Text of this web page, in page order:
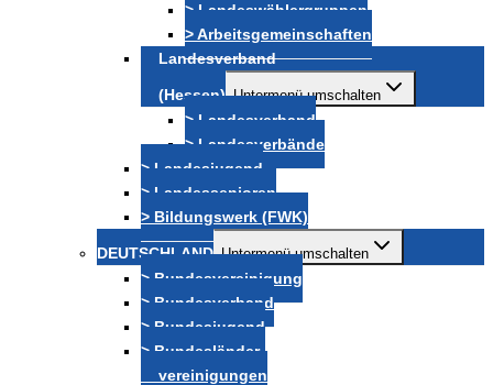
> Landeswählergruppen
> Arbeitsgemeinschaften
Landesverband
(Hessen) Untermenü umschalten
> Landesverband
> Landesverbände
> Landesjugend
> Landessenioren
> Bildungswerk (FWK)
DEUTSCHLAND Untermenü umschalten
> Bundesvereinigung
> Bundesverband
> Bundesjugend
> Bundesländer-
vereinigungen